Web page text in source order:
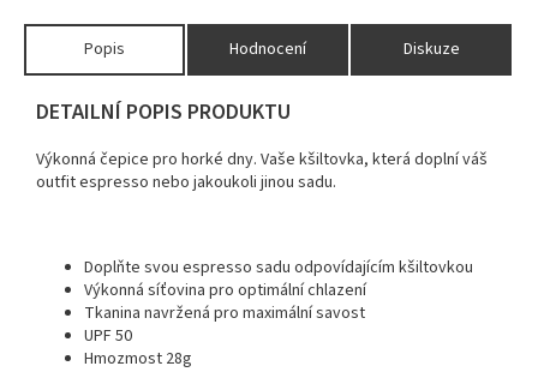
Popis Hodnocení Diskuze
DETAILNÍ POPIS PRODUKTU
Výkonná čepice pro horké dny. Vaše kšiltovka, která doplní váš
outfit espresso nebo jakoukoli jinou sadu.
Doplňte svou espresso sadu odpovídajícím kšiltovkou
Výkonná síťovina pro optimální chlazení
Tkanina navržená pro maximální savost
UPF 50
Hmozmost 28g